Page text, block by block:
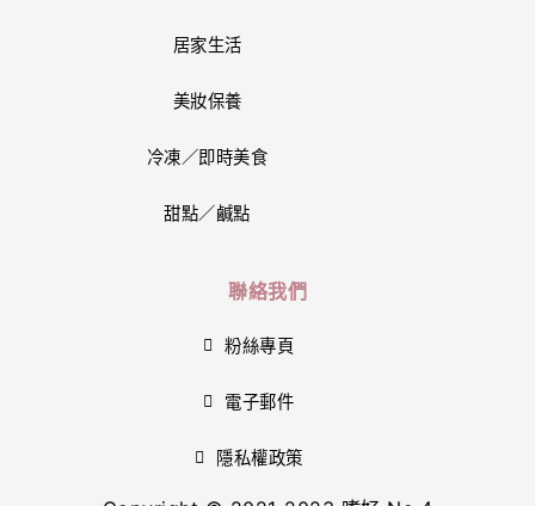
居家生活
美妝保養
冷凍／即時美食
甜點／鹹點
聯絡我們
粉絲專頁
電子郵件
隱私權政策